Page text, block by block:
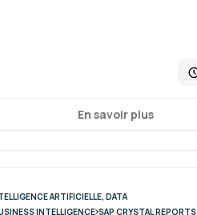
Le 03/04/2026
En savoir plus
ARTIFICIELLE, DATA
INTELLIGENCE SAP CRYSTAL REPORTS